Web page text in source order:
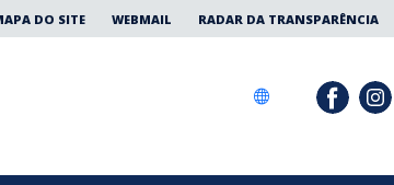
DO SITE WEBMAIL RADAR DA TRANSPARÊNCIA